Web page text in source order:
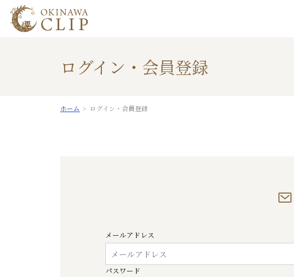
ログイン・会員登録
ホーム ログイン・会員登録
メールアドレス
パスワード